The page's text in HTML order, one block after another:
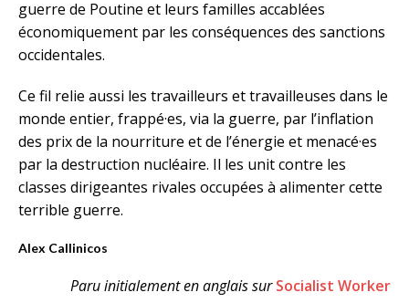
guerre de Poutine et leurs familles accablées
économiquement par les conséquences des sanctions
occidentales.
Ce fil relie aussi les travailleurs et travailleuses dans le
monde entier, frappé·es, via la guerre, par l’inflation
des prix de la nourriture et de l’énergie et menacé·es
par la destruction nucléaire. Il les unit contre les
classes dirigeantes rivales occupées à alimenter cette
terrible guerre.
Alex Callinicos
Paru initialement en anglais surSocialist Worker